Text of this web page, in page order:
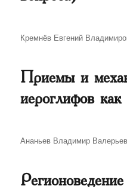
Автор
Кремнёв Евгений
Приемы и
иероглифов
Автор
Ананьев Владимир